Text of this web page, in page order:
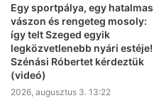
Egy sportpálya, egy hatalmas
vászon és rengeteg mosoly:
így telt Szeged egyik
legközvetlenebb nyári estéje!
Szénási Róbertet kérdeztük
(videó)
2026, augusztus 3. 13:22